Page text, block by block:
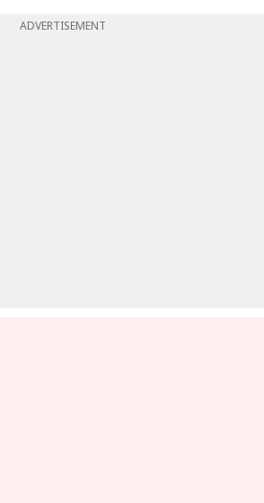
ADVERTISEMENT